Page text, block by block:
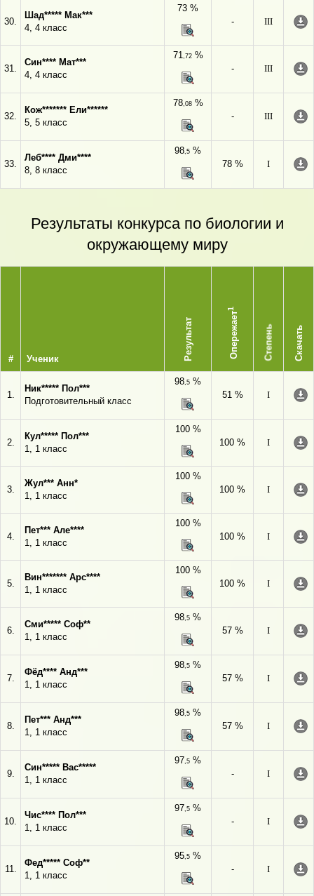
30.
Шад***** Мак***
4, 4 класс
73 %
-
III
31.
Син**** Мат***
4, 4 класс
71,72%
-
III
32.
Кож******* Ели******
5, 5 класс
78,08%
-
III
33.
Леб**** Дми****
8, 8 класс
98,5 %
78 %
I
Результаты конкурса по биологии и
окружающему миру
# Ученик Результат Опережает
1
Степень Скачать
1.
Ник***** Пол***
Подготовительный класс
98,5 %
51 %
I
2.
Кул***** Пол***
1, 1 класс
100 %
100 %
I
3.
Жул*** Анн*
1, 1 класс
100 %
100 %
I
4.
Пет*** Але****
1, 1 класс
100 %
100 %
I
5.
Вин******* Арс****
1, 1 класс
100 %
100 %
I
6.
Сми***** Соф**
1, 1 класс
98,5 %
57 %
I
7.
Фёд**** Анд***
1, 1 класс
98,5 %
57 %
I
8.
Пет*** Анд***
1, 1 класс
98,5 %
57 %
I
9.
Син***** Вас*****
1, 1 класс
97,5 %
-
I
10.
Чис**** Пол***
1, 1 класс
97,5 %
-
I
11.
Фед***** Соф**
1, 1 класс
95,5 %
-
I